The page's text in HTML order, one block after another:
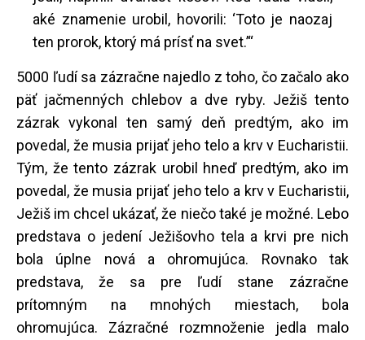
aké znamenie urobil, hovorili: ‘Toto je naozaj
ten prorok, ktorý má prísť na svet.’“
5000 ľudí sa zázračne najedlo z toho, čo začalo ako
päť jačmenných chlebov a dve ryby. Ježiš tento
zázrak vykonal ten samý deň predtým, ako im
povedal, že musia prijať jeho telo a krv v Eucharistii.
Tým, že tento zázrak urobil hneď predtým, ako im
povedal, že musia prijať jeho telo a krv v Eucharistii,
Ježiš im chcel ukázať, že niečo také je možné. Lebo
predstava o jedení Ježišovho tela a krvi pre nich
bola úplne nová a ohromujúca. Rovnako tak
predstava, že sa pre ľudí stane zázračne
prítomným na mnohých miestach, bola
ohromujúca. Zázračné rozmnoženie jedla malo